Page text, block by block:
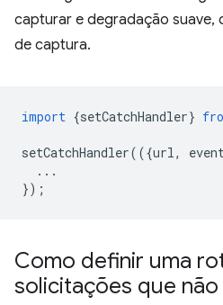
capturar e degradação suave,
de captura.
import {setCatchHandler}
setCatchHandler(({url,
...
});
Como definir uma
solicitações que não